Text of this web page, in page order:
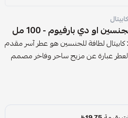
او دي بارفيوم - 100 مل
كابيتال لطافة للجنسين هو عطر آسر مقدم
100 مل. هذا العطر عبارة عن مزيج ساحر وفاخر مصمم